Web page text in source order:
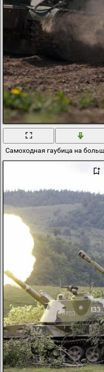
Самоходная гаубица на